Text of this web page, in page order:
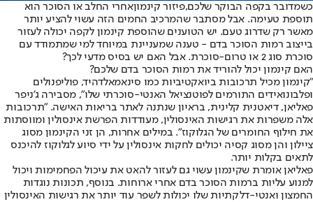
כשמדובר בקפה הבוקר שלכם,פיזור קינמוןאחרי החלב או הסוכר הוא
תוספת טעימה. אבל מסתבר שהמרכיב החמים הזה עשוי להציע יותר
מאשר רק שדרוג טעם. יש הטוענים שהוספת קינמון לקפה יכולה לעזור
בייצוב רמות הסוכר בדם - טענה שמעניינת במיוחד למי שמתמודד עם
סוכרת סוג 2 או טרום-סוכרת. אבל האם יש בסיס מדעי לכך?
האם קינמון יכול להוריד את רמות הסוכר בדם שלכם?
"קינמון מכיל תרכובות ביואקטיביות כמו סינאמאלדהיד, פוליפנולים
ופלבונואידים התורמים לפוטנציאל האנטי-סוכרתי שלו", מסבירה ג'ניפר
פאליאן, דיאטנית קלינית, בראיון שנתנה לאתר בריאות האישה. "תרכובות
אלה משפרות את רגישות האינסולין, מעודדות הפרשת אינסולין ומווסתות
את חילוף החומרים של הגלוקוז". במילים אחרות, הן זני הקינמון מסוג
ציילון והן מסוג קסיה יכולים לחקות אינסולין על ידי סיוע לגלוקוז להיכנס
לתאים בקלות יותר.
פאליאן אומרת שקינמון עשוי גם לעזור להאט את עיכול הפחמימות ויכול
למנוע עליות ברמות הסוכר בדם אחרי ארוחות. בנוסף, תכונות נוגדות
החמצון ואנטי-דלקתיות שלו יכולות לשפר עוד יותר את רגישות האינסולין